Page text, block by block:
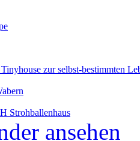
zur selbst-bestimmten
Strohballenhaus
ansehen